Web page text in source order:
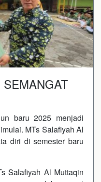
baru 2025 menjadi
MTs Salafiyah Al
diri di semester baru
Salafiyah Al Muttaqin